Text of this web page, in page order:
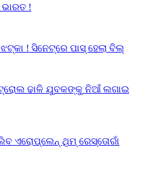
ଭାରତ !
! ସିନେଟ୍‌ରେ ପାସ୍ ହେଲା ବିଲ୍
ଢାଳି ଯୁବକଙ୍କୁ ନିଆଁ ଲଗାଇ
ଏରୋପ୍ଲେନ୍‌ ଥିମ୍‌ ରେସ୍ତୋରାଁ